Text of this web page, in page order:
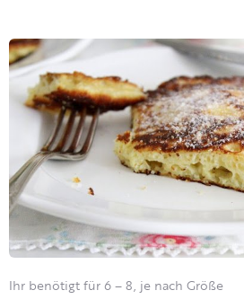
Ihr benötigt für 6 – 8, je nach Größe